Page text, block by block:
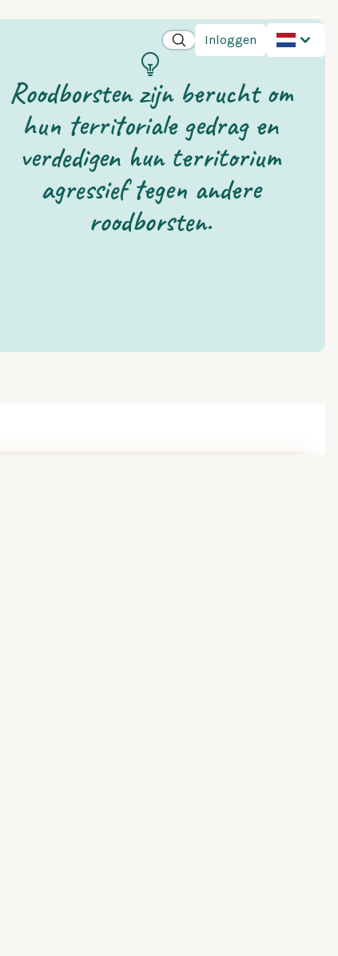
Inloggen
Roodborsten zijn berucht om
hun territoriale gedrag en
verdedigen hun territorium
agressief tegen andere
roodborsten.